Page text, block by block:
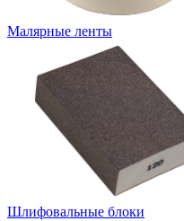
Малярные ленты
Шлифовальные блоки